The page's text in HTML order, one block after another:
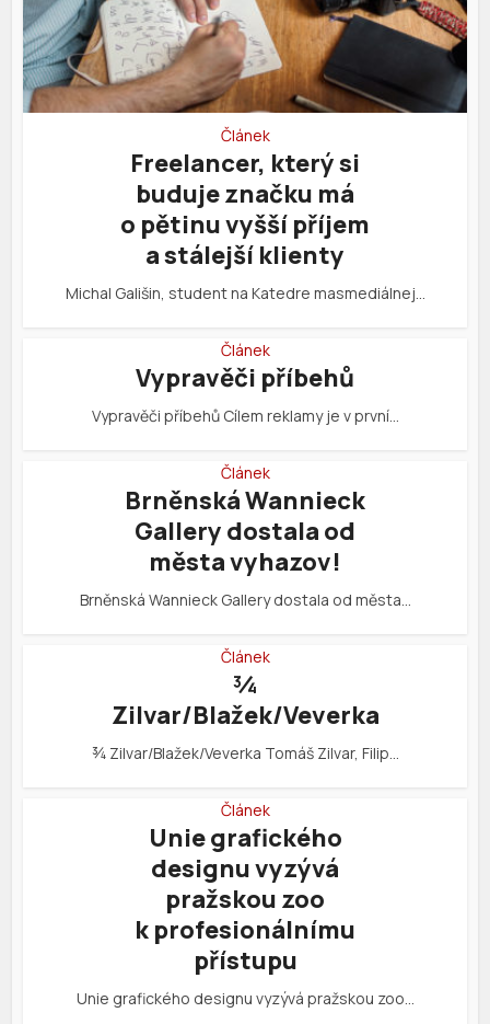
Článek
Freelancer, který si
buduje značku má
o pětinu vyšší příjem
a stálejší klienty
Michal Gališin, student na Katedre masmediálnej…
Článek
Vypravěči příbehů
Vypravěči příbehů Cílem reklamy je v první…
Článek
Brněnská Wannieck
Gallery dostala od
města vyhazov!
Brněnská Wannieck Gallery dostala od města…
Článek
¾
Zilvar/Blažek/Veverka
¾ Zilvar/Blažek/Veverka Tomáš Zilvar, Filip…
Článek
Unie grafického
designu vyzývá
pražskou zoo
k profesionálnímu
přístupu
Unie grafického designu vyzývá pražskou zoo…